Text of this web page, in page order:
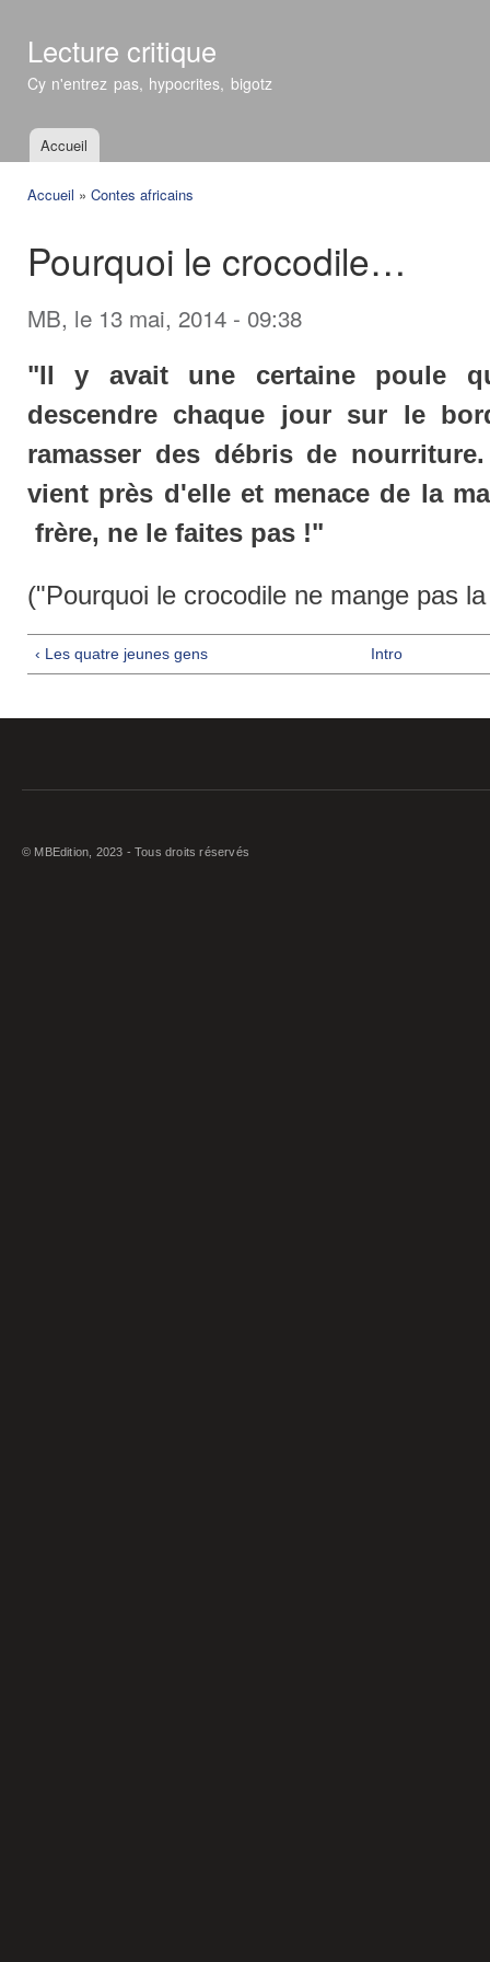
Lecture critique
Cy n'entrez pas, hypocrites, bigotz
Menu principal
Accueil
Accueil » Contes africains
Pourquoi le crocodile…
MB, le 13 mai, 2014 - 09:38
"Il y avait une certaine poule
descendre chaque jour sur le
ramasser des débris de
vient près d'elle et menace de la
frère, ne le faites pas !"
("Pourquoi le crocodile ne mange pas
‹ Les quatre jeunes gens Intro
© MBEdition, 2023 - Tous droits réservés